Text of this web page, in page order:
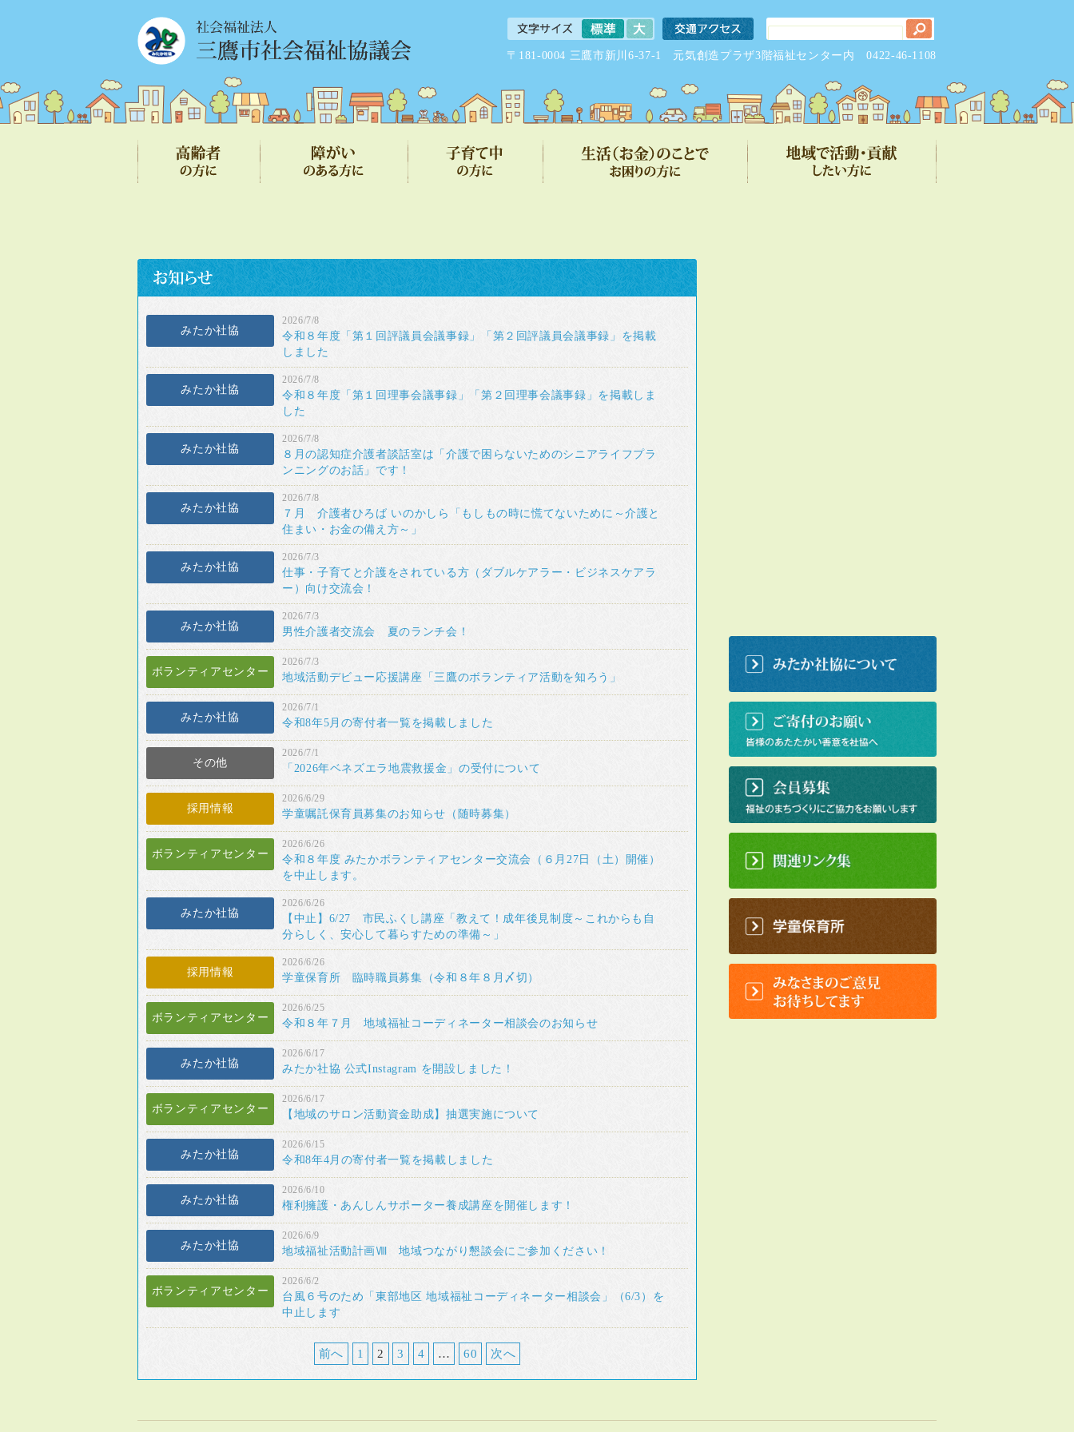
〒181-0004 三鷹市新川6-37-1 元気創造プラザ3階福祉センター内0422-46-1108
みたか社協
2026/7/8
令和８年度「第１回評議員会議事録」「第２回評議員会議事録」を掲載
しました
みたか社協
2026/7/8
令和８年度「第１回理事会議事録」「第２回理事会議事録」を掲載しま
した
みたか社協
2026/7/8
８月の認知症介護者談話室は「介護で困らないためのシニアライフプラ
ンニングのお話」です！
みたか社協
2026/7/8
７月 介護者ひろば いのかしら「もしもの時に慌てないために～介護と
住まい・お金の備え方～」
みたか社協
2026/7/3
仕事・子育てと介護をされている方（ダブルケアラー・ビジネスケアラ
ー）向け交流会！
みたか社協
2026/7/3
男性介護者交流会 夏のランチ会！
ボランティアセンター
2026/7/3
地域活動デビュー応援講座「三鷹のボランティア活動を知ろう」
みたか社協
2026/7/1
令和8年5月の寄付者一覧を掲載しました
その他
2026/7/1
「2026年ベネズエラ地震救援金」の受付について
採用情報
2026/6/29
学童嘱託保育員募集のお知らせ（随時募集）
ボランティアセンター
2026/6/26
令和８年度 みたかボランティアセンター交流会（６月27日（土）開催）
を中止します。
みたか社協
2026/6/26
【中止】6/27 市民ふくし講座「教えて！成年後見制度～これからも自
分らしく、安心して暮らすための準備～」
採用情報
2026/6/26
学童保育所 臨時職員募集（令和８年８月〆切）
ボランティアセンター
2026/6/25
令和８年７月 地域福祉コーディネーター相談会のお知らせ
みたか社協
2026/6/17
みたか社協 公式Instagram を開設しました！
ボランティアセンター
2026/6/17
【地域のサロン活動資金助成】抽選実施について
みたか社協
2026/6/15
令和8年4月の寄付者一覧を掲載しました
みたか社協
2026/6/10
権利擁護・あんしんサポーター養成講座を開催します！
みたか社協
2026/6/9
地域福祉活動計画Ⅷ 地域つながり懇談会にご参加ください！
ボランティアセンター
2026/6/2
台風６号のため「東部地区 地域福祉コーディネーター相談会」（6/3）を
中止します
前へ 1 2 3 4 … 60 次へ